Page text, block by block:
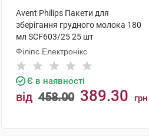
Avent Philips Пакети для
зберігання грудного молока 180
мл SCF603/25 25 шт
Філіпс Електронікс
Є в наявності
від 458.00 389.30 грн